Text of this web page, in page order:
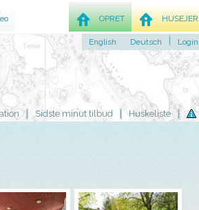
Sidste minut tilbud Huskeliste
HUSEJER
OPRET
English Deutsch Login